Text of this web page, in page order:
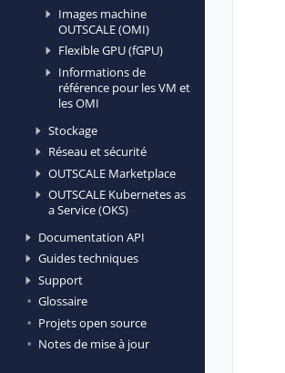
Images machine
OUTSCALE (OMI)
Flexible GPU (fGPU)
Informations de
référence pour les VM et
les OMI
Stockage
Réseau et sécurité
OUTSCALE Marketplace
OUTSCALE Kubernetes as
a Service (OKS)
Documentation API
Guides techniques
Support
Glossaire
Projets open source
Notes de mise à jour